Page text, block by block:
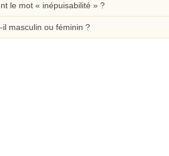
le mot « inépuisabilité » ?
masculin ou féminin ?